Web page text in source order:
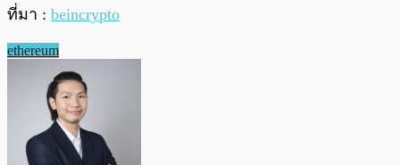
ที่มา : beincrypto
ethereum